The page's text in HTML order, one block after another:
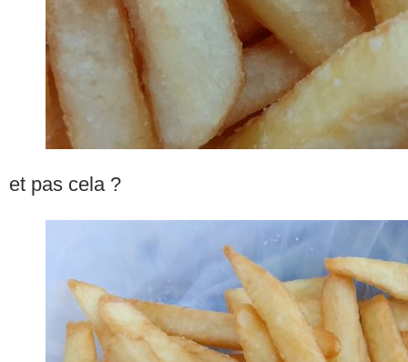
et pas cela ?